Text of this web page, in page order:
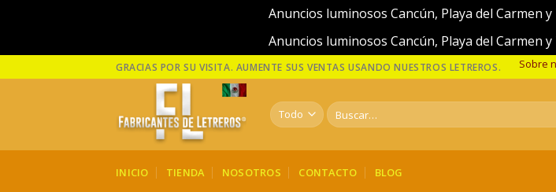
Anuncios luminosos Cancún, Playa del Carmen
Anuncios luminosos Cancún, Playa del Carmen
to
GRACIAS POR SU VISITA. AUMENTE SUS VENTAS USANDO NUESTROS LETREROS. Sobre
Buscar
por:
INICIO TIENDA NOSOTROS CONTACTO BLOG